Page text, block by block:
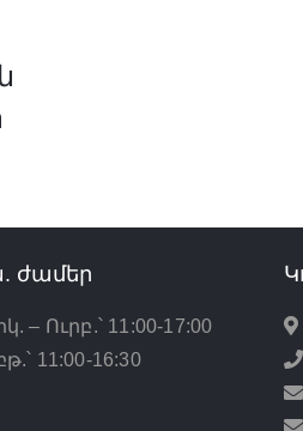
ժամեր
– Ուրբ.՝ 11:00-17:00
11:00-16:30